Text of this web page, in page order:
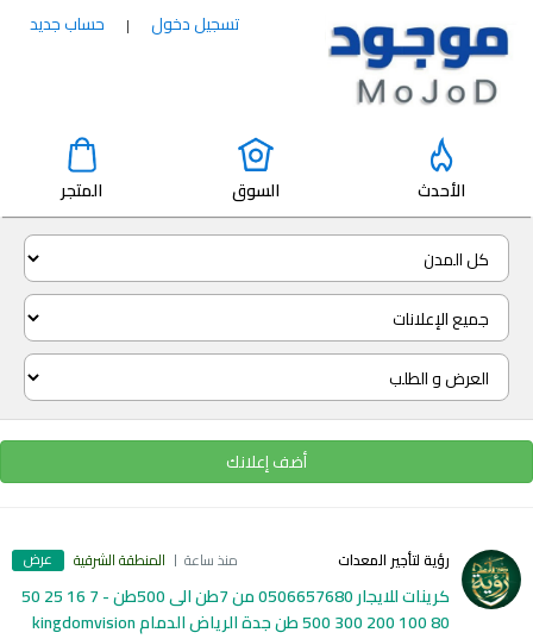
تسجيل دخول | حساب جديد
الأحدث السوق المتجر
أضف إعلانك
رؤية لتأجير المعدات منذ ساعة المنطقة الشرقية عرض
كرينات للايجار 0506657680 من 7طن الى 500طن - 7 16 25 50
80 100 200 300 500 طن جدة الرياض الدمام kingdomvision